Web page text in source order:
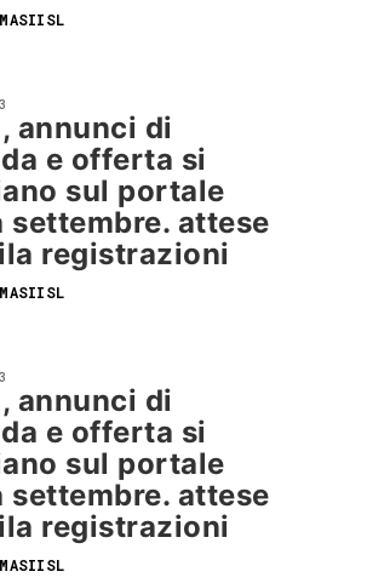
annunci di
e offerta si
sul portale
settembre. attese
registrazioni
annunci di
e offerta si
sul portale
settembre. attese
registrazioni